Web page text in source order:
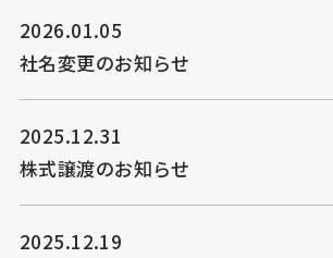
2026.01.05
社名変更のお知らせ
2025.12.31
株式譲渡のお知らせ
2025.12.19